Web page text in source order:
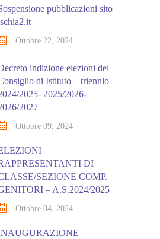
pubblicazioni sito
Ottobre 22, 2024
indizione elezioni del
di Istituto – triennio –
2025- 2025/2026-
2027
Ottobre 09, 2024
DI
SEZIONE COMP.
– A.S.2024/2025
Ottobre 04, 2024